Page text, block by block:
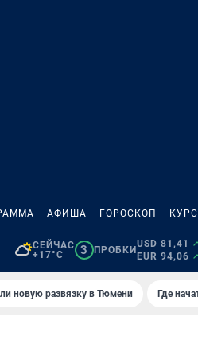
АФИША ГОРОСКОП
СЕЙЧАС
+17°C
3 ПРОБКИ
USD 81,41
EUR 94,06
новую развязку в Тюмени Где